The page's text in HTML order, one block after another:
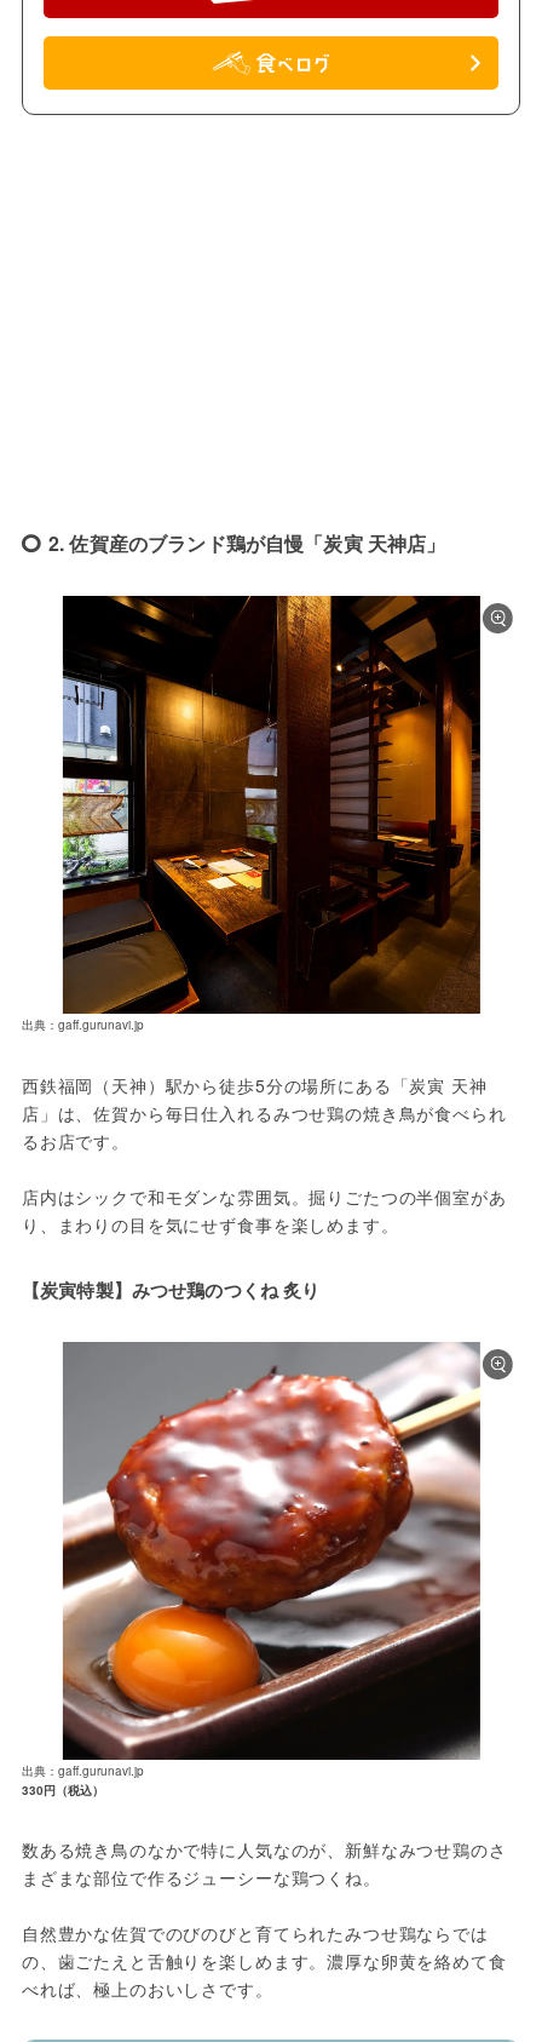
2. 佐賀産のブランド鶏が自慢「炭寅 天神店」
出典：gaff.gurunavi.jp
西鉄福岡（天神）駅から徒歩5分の場所にある「炭寅 天神
店」は、佐賀から毎日仕入れるみつせ鶏の焼き鳥が食べられ
るお店です。
店内はシックで和モダンな雰囲気。掘りごたつの半個室があ
り、まわりの目を気にせず食事を楽しめます。
【炭寅特製】みつせ鶏のつくね 炙り
出典：gaff.gurunavi.jp
330円（税込）
数ある焼き鳥のなかで特に人気なのが、新鮮なみつせ鶏のさ
まざまな部位で作るジューシーな鶏つくね。
自然豊かな佐賀でのびのびと育てられたみつせ鶏ならでは
の、歯ごたえと舌触りを楽しめます。濃厚な卵黄を絡めて食
べれば、極上のおいしさです。